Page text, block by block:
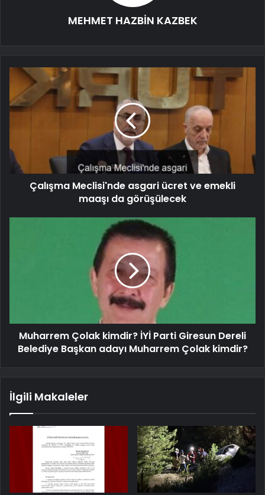
MEHMET HAZBİN KAZBEK
Çalışma Meclisi'nde asgari ücret ve emekli
maaşı da görüşülecek
Muharrem Çolak kimdir? İYİ Parti Giresun Dereli
Belediye Başkan adayı Muharrem Çolak kimdir?
İlgili Makaleler